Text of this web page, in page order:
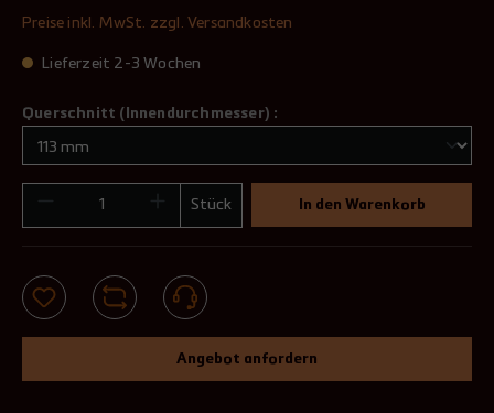
Preise inkl. MwSt. zzgl. Versandkosten
Lieferzeit 2-3 Wochen
Querschnitt (Innendurchmesser) :
Stück In den Warenkorb
Angebot anfordern